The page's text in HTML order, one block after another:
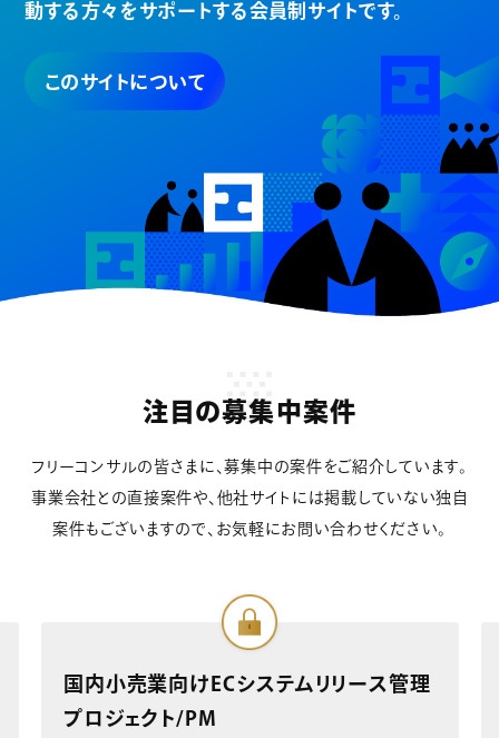
動する方々を サポートする会員制サイトです。
このサイトについて
注目の募集中案件
フリーコンサルの皆さまに、募集中の案件をご紹介しています。
事業会社との直接案件や、他社サイトには掲載していない独自
案件もございますので、お気軽にお問い合わせください。
国内小売業向けECシステムリリース管理
プロジェクト/PM